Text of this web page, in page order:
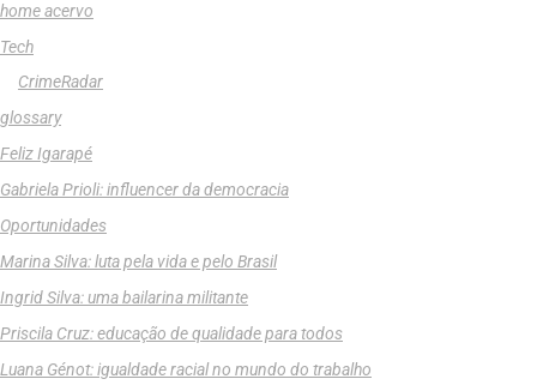
home acervo
Tech
CrimeRadar
glossary
Feliz Igarapé
Gabriela Prioli: influencer da democracia
Oportunidades
Marina Silva: luta pela vida e pelo Brasil
Ingrid Silva: uma bailarina militante
Priscila Cruz: educação de qualidade para todos
Luana Génot: igualdade racial no mundo do trabalho